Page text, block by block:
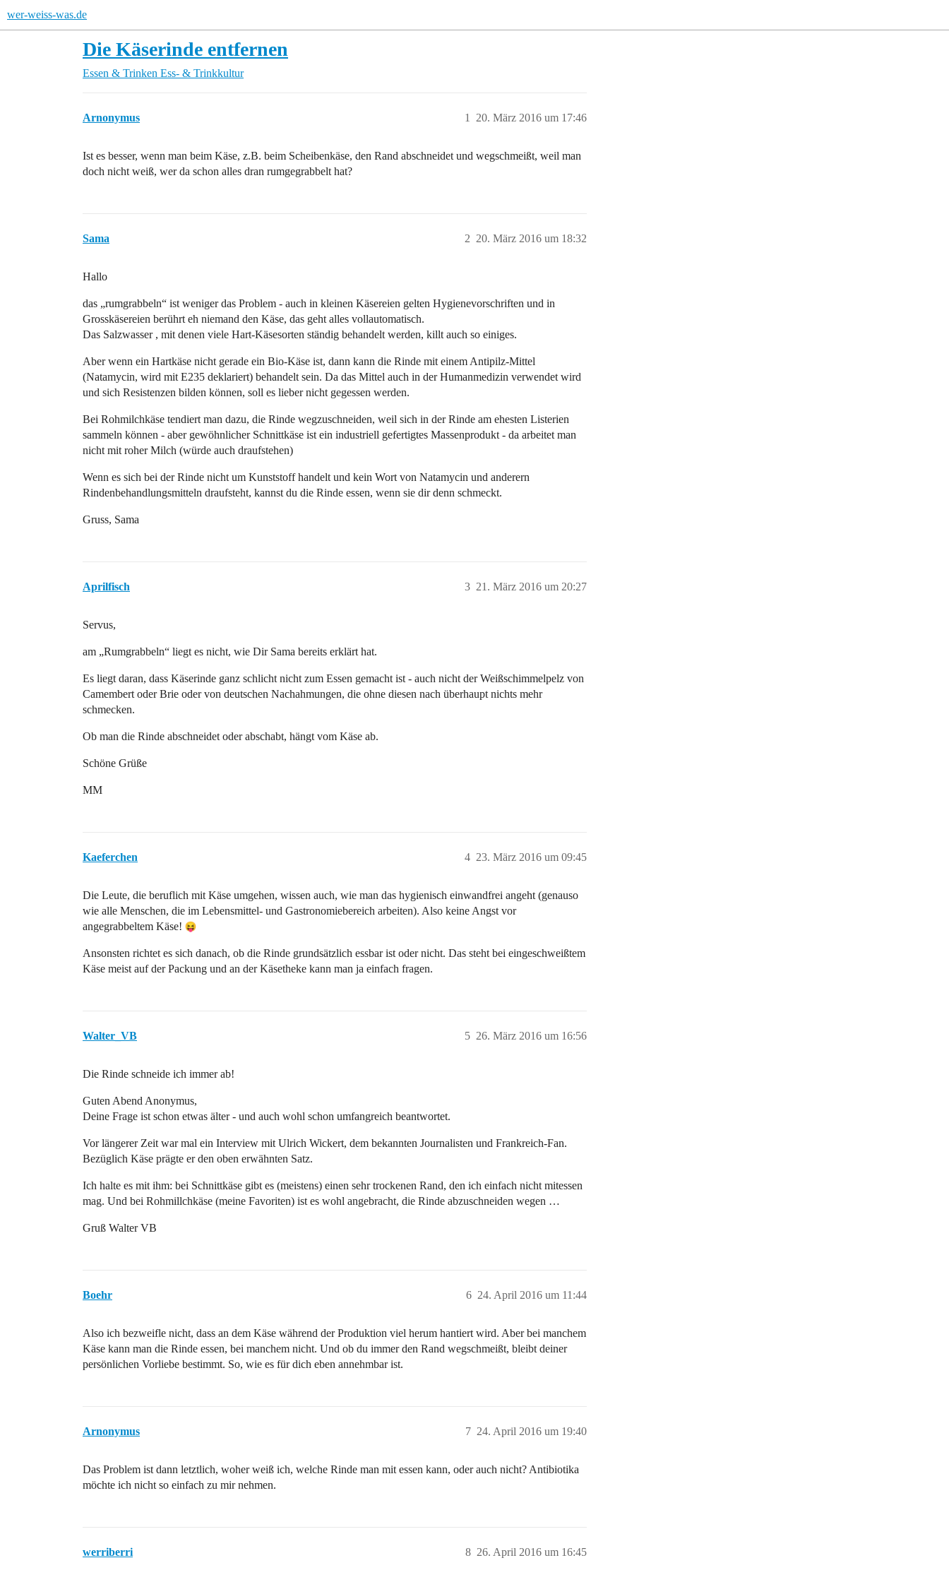
wer-weiss-was.de
Die Käserinde entfernen
Essen & Trinken Ess- & Trinkkultur
Arnonymus 20. März 2016 um 17:46
1
Ist es besser, wenn man beim Käse, z.B. beim Scheibenkäse, den Rand abschneidet und wegschmeißt, weil man
doch nicht weiß, wer da schon alles dran rumgegrabbelt hat?
Sama 20. März 2016 um 18:32
2
Hallo
das „rumgrabbeln“ ist weniger das Problem - auch in kleinen Käsereien gelten Hygienevorschriften und in
Grosskäsereien berührt eh niemand den Käse, das geht alles vollautomatisch.
Das Salzwasser , mit denen viele Hart-Käsesorten ständig behandelt werden, killt auch so einiges.
Aber wenn ein Hartkäse nicht gerade ein Bio-Käse ist, dann kann die Rinde mit einem Antipilz-Mittel
(Natamycin, wird mit E235 deklariert) behandelt sein. Da das Mittel auch in der Humanmedizin verwendet wird
und sich Resistenzen bilden können, soll es lieber nicht gegessen werden.
Bei Rohmilchkäse tendiert man dazu, die Rinde wegzuschneiden, weil sich in der Rinde am ehesten Listerien
sammeln können - aber gewöhnlicher Schnittkäse ist ein industriell gefertigtes Massenprodukt - da arbeitet man
nicht mit roher Milch (würde auch draufstehen)
Wenn es sich bei der Rinde nicht um Kunststoff handelt und kein Wort von Natamycin und anderern
Rindenbehandlungsmitteln draufsteht, kannst du die Rinde essen, wenn sie dir denn schmeckt.
Gruss, Sama
Aprilfisch 21. März 2016 um 20:27
3
Servus,
am „Rumgrabbeln“ liegt es nicht, wie Dir Sama bereits erklärt hat.
Es liegt daran, dass Käserinde ganz schlicht nicht zum Essen gemacht ist - auch nicht der Weißschimmelpelz von
Camembert oder Brie oder von deutschen Nachahmungen, die ohne diesen nach überhaupt nichts mehr
schmecken.
Ob man die Rinde abschneidet oder abschabt, hängt vom Käse ab.
Schöne Grüße
MM
Kaeferchen 23. März 2016 um 09:45
4
Die Leute, die beruflich mit Käse umgehen, wissen auch, wie man das hygienisch einwandfrei angeht (genauso
wie alle Menschen, die im Lebensmittel- und Gastronomiebereich arbeiten). Also keine Angst vor
angegrabbeltem Käse!
Ansonsten richtet es sich danach, ob die Rinde grundsätzlich essbar ist oder nicht. Das steht bei eingeschweißtem
Käse meist auf der Packung und an der Käsetheke kann man ja einfach fragen.
Walter_VB 26. März 2016 um 16:56
5
Die Rinde schneide ich immer ab!
Guten Abend Anonymus,
Deine Frage ist schon etwas älter - und auch wohl schon umfangreich beantwortet.
Vor längerer Zeit war mal ein Interview mit Ulrich Wickert, dem bekannten Journalisten und Frankreich-Fan.
Bezüglich Käse prägte er den oben erwähnten Satz.
Ich halte es mit ihm: bei Schnittkäse gibt es (meistens) einen sehr trockenen Rand, den ich einfach nicht mitessen
mag. Und bei Rohmillchkäse (meine Favoriten) ist es wohl angebracht, die Rinde abzuschneiden wegen …
Gruß Walter VB
Boehr 24. April 2016 um 11:44
6
Also ich bezweifle nicht, dass an dem Käse während der Produktion viel herum hantiert wird. Aber bei manchem
Käse kann man die Rinde essen, bei manchem nicht. Und ob du immer den Rand wegschmeißt, bleibt deiner
persönlichen Vorliebe bestimmt. So, wie es für dich eben annehmbar ist.
Arnonymus 24. April 2016 um 19:40
7
Das Problem ist dann letztlich, woher weiß ich, welche Rinde man mit essen kann, oder auch nicht? Antibiotika
möchte ich nicht so einfach zu mir nehmen.
werriberri 26. April 2016 um 16:45
8